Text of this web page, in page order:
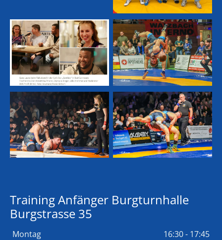
Training Anfänger Burgturnhalle
Burgstrasse 35
Montag
16:30 - 17:45